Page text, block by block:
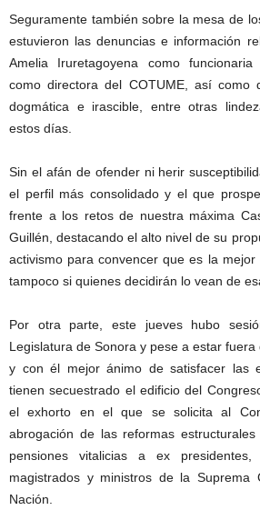
Seguramente también sobre la mesa de
estuvieron las denuncias e información
Amelia Iruretagoyena como
como directora del COTUME, así como
dogmática e irascible, entre otras
estos días.
Sin el afán de ofender ni herir
el perfil más consolidado y el que
frente a los retos de nuestra máxima
Guillén, destacando el alto nivel de su
activismo para convencer que es la
tampoco si quienes decidirán lo vean de
Por otra parte, este jueves hubo
Legislatura de Sonora y pese a estar
y con él mejor ánimo de satisfacer las
tienen secuestrado el edificio del
el exhorto en el que se solicita al
abrogación de las reformas
pensiones vitalicias a ex presidentes,
magistrados y ministros de la Suprema
Nación.